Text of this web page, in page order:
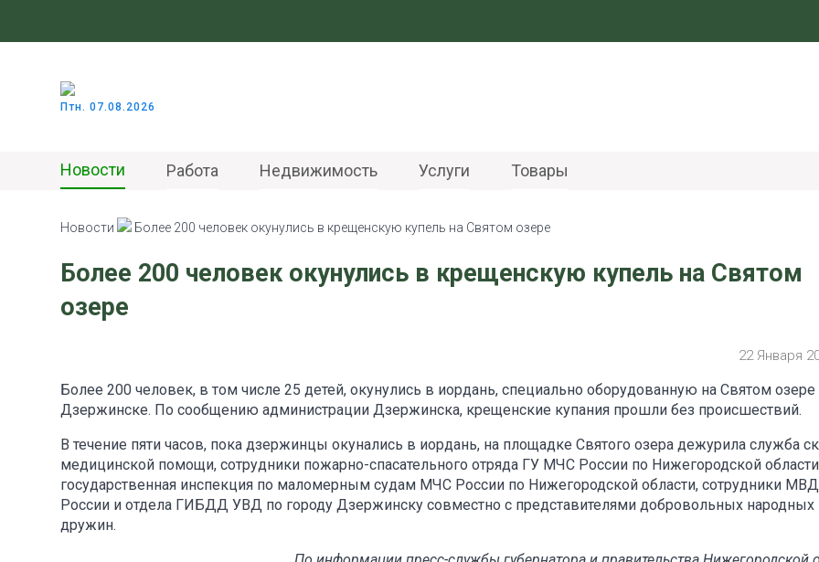
Птн. 07.08.2026
Новости Работа Недвижимость Услуги Товары
Новости Более 200 человек окунулись в крещенскую купель на Святом озере
Более 200 человек окунулись в крещенскую купель на Святом
озере
22 Января
Более 200 человек, в том числе 25 детей, окунулись в иордань, специально оборудованную на Святом озере
Дзержинске. По сообщению администрации Дзержинска, крещенские купания прошли без происшествий.
В течение пяти часов, пока дзержинцы окунались в иордань, на площадке Святого озера дежурила служба
медицинской помощи, сотрудники пожарно-спасательного отряда ГУ МЧС России по Нижегородской
государственная инспекция по маломерным судам МЧС России по Нижегородской области, сотрудники МВД
России и отдела ГИБДД УВД по городу Дзержинску совместно с представителями добровольных народных
дружин.